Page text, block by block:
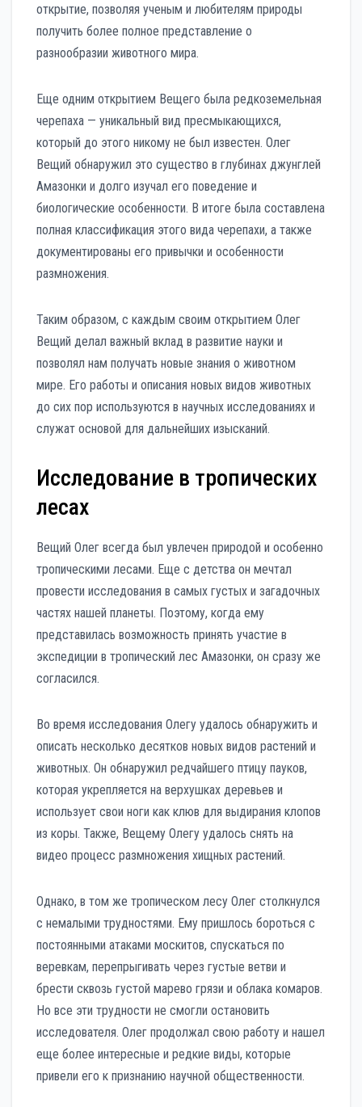
открытие, позволяя ученым и любителям природы
получить более полное представление о
разнообразии животного мира.
Еще одним открытием Вещего была редкоземельная
черепаха — уникальный вид пресмыкающихся,
который до этого никому не был известен. Олег
Вещий обнаружил это существо в глубинах джунглей
Амазонки и долго изучал его поведение и
биологические особенности. В итоге была составлена
полная классификация этого вида черепахи, а также
документированы его привычки и особенности
размножения.
Таким образом, с каждым своим открытием Олег
Вещий делал важный вклад в развитие науки и
позволял нам получать новые знания о животном
мире. Его работы и описания новых видов животных
до сих пор используются в научных исследованиях и
служат основой для дальнейших изысканий.
Исследование в тропических
лесах
Вещий Олег всегда был увлечен природой и особенно
тропическими лесами. Еще с детства он мечтал
провести исследования в самых густых и загадочных
частях нашей планеты. Поэтому, когда ему
представилась возможность принять участие в
экспедиции в тропический лес Амазонки, он сразу же
согласился.
Во время исследования Олегу удалось обнаружить и
описать несколько десятков новых видов растений и
животных. Он обнаружил редчайшего птицу пауков,
которая укрепляется на верхушках деревьев и
использует свои ноги как клюв для выдирания клопов
из коры. Также, Вещему Олегу удалось снять на
видео процесс размножения хищных растений.
Однако, в том же тропическом лесу Олег столкнулся
с немалыми трудностями. Ему пришлось бороться с
постоянными атаками москитов, спускаться по
веревкам, перепрыгивать через густые ветви и
брести сквозь густой марево грязи и облака комаров.
Но все эти трудности не смогли остановить
исследователя. Олег продолжал свою работу и нашел
еще более интересные и редкие виды, которые
привели его к признанию научной общественности.